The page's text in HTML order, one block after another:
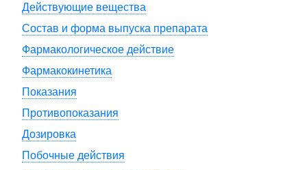
Действующие вещества
Состав и форма выпуска препарата
Фармакологическое действие
Фармакокинетика
Показания
Противопоказания
Дозировка
Побочные действия